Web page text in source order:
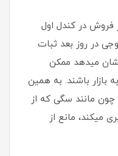
فروش در کندل اول
در روز بعد ثبات
میدهد ممکن
بازار باشند. به همین
مانند سگی که از
میکند، مانع از